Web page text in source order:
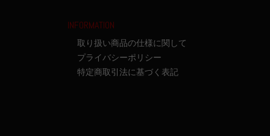
INFORMATION
取り扱い商品の仕様に関して
プライバシーポリシー
特定商取引法に基づく表記